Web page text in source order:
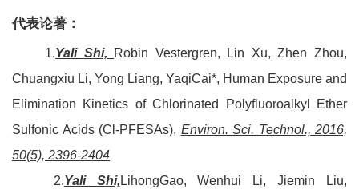
代表论著：
1.Yali Shi,
Robin Vestergren, Lin Xu, Zhen Zhou,
Chuangxiu Li, Yong Liang, YaqiCai*, Human Exposure and
Elimination Kinetics of Chlorinated Polyfluoroalkyl Ether
Sulfonic Acids (Cl-PFESAs), Environ. Sci. Technol., 2016,
50(5), 2396-2404
2.Yali Shi,LihongGao, Wenhui Li, Jiemin Liu,